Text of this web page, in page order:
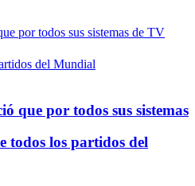
que por todos sus sistemas
todos los partidos del